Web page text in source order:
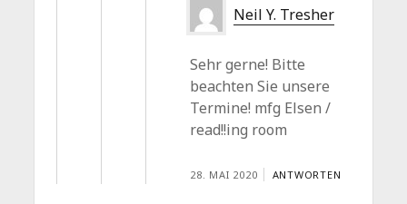
Neil Y. Tresher
Sehr gerne! Bitte
beachten Sie unsere
Termine! mfg Elsen /
read!!ing room
28. MAI 2020 ANTWORTEN